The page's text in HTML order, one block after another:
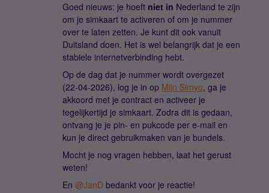
Goed nieuws: je hoeft niet in Nederland te zijn
om je simkaart te activeren of om je nummer
over te laten zetten. Je kunt dit ook vanuit
Duitsland doen. Het is wel belangrijk dat je een
stabiele internetverbinding hebt.
Op de dag dat je nummer wordt overgezet
(22-04-2026), log je in op Mijn Simyo, ga je
akkoord met je contract en activeer je
tegelijkertijd je simkaart. Zodra dit is gedaan,
ontvang je je pin- en pukcode per e-mail en
kun je direct gebruikmaken van je bundels.
Mocht je nog vragen hebben, laat het gerust
weten!
En ​ @JanD bedankt voor je reactie!